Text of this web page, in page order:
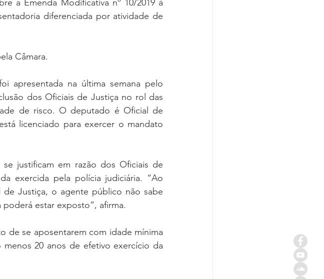
a Emenda Modificativa nº 10/2019 à
diferenciada por atividade de
Câmara.
apresentada na última semana pelo
dos Oficiais de Justiça no rol das
de risco. O deputado é Oficial de
licenciado para exercer o mandato
justificam em razão dos Oficiais de
exercida pela polícia judiciária. “Ao
Justiça, o agente público não sabe
estar exposto”, afirma.
de se aposentarem com idade mínima
20 anos de efetivo exercício da